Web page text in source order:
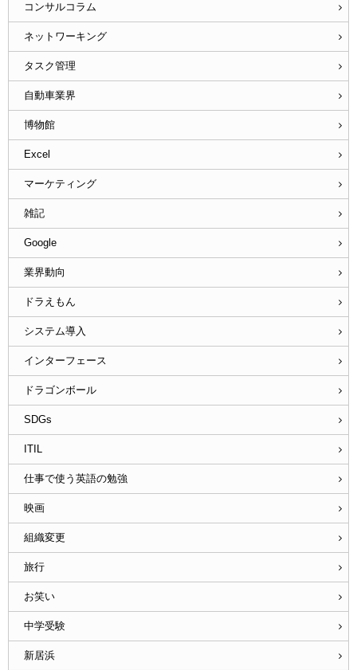
コンサルコラム
ネットワーキング
タスク管理
自動車業界
博物館
Excel
マーケティング
雑記
Google
業界動向
ドラえもん
システム導入
インターフェース
ドラゴンボール
SDGs
ITIL
仕事で使う英語の勉強
映画
組織変更
旅行
お笑い
中学受験
新居浜